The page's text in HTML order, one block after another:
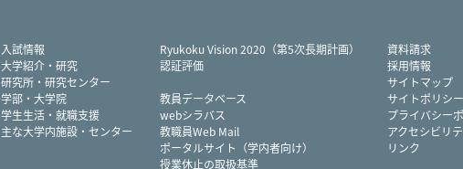
入試情報
大学紹介・研究
研究所・研究センター
学部・大学院
学生生活・就職支援
主な大学内施設・センター
Ryukoku Vision 2020（第5次長期計画）
認証評価
教員データベース
webシラバス
教職員Web Mail
ポータルサイト（学内者向け）
授業休止の取扱基準
資料請求
採用情報
サイトマップ
サイトポリシー
プライバシー
アクセシビリ
リンク